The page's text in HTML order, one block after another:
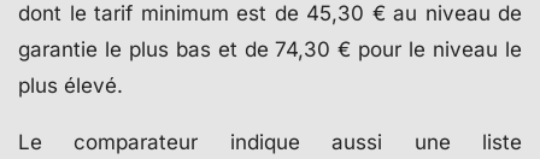
dont le tarif minimum est de 45,30 € au niveau de
garantie le plus bas et de 74,30 € pour le niveau le
plus élevé.
Le comparateur indique aussi une liste